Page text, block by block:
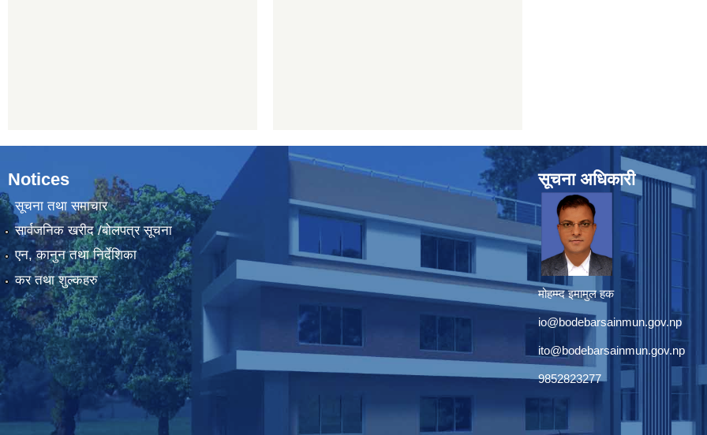
Notices
सूचना तथा समाचार
सार्वजनिक खरीद /बोलपत्र सूचना
एन, कानुन तथा निर्देशिका
कर तथा शुल्कहरु
सूचना अधिकारी
मोहम्म्द इमामुल हक
io@bodebarsainmun.gov.np
ito@bodebarsainmun.gov.np
9852823277